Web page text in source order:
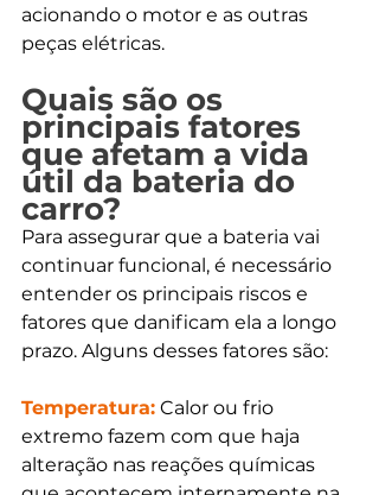
acionando o motor e as outras
peças elétricas.
Quais são os
principais fatores
que afetam a vida
útil da bateria do
carro?
Para assegurar que a bateria vai
continuar funcional, é necessário
entender os principais riscos e
fatores que danificam ela a longo
prazo. Alguns desses fatores são:
Temperatura: Calor ou frio
extremo fazem com que haja
alteração nas reações químicas